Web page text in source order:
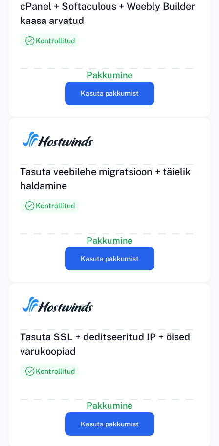
cPanel + Softaculous + Weebly Builder
kaasa arvatud
Kontrollitud
Pakkumine
Kasuta pakkumist
Tasuta veebilehe migratsioon + täielik
haldamine
Kontrollitud
Pakkumine
Kasuta pakkumist
Tasuta SSL + deditseeritud IP + öised
varukoopiad
Kontrollitud
Pakkumine
Kasuta pakkumist